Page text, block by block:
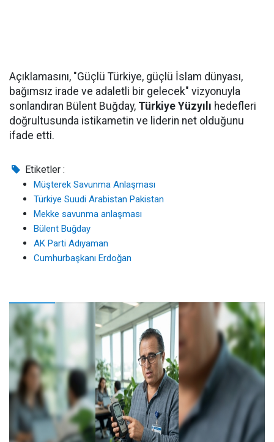
Açıklamasını, "Güçlü Türkiye, güçlü İslam dünyası,
bağımsız irade ve adaletli bir gelecek" vizyonuyla
sonlandıran Bülent Buğday, Türkiye Yüzyılı hedefleri
doğrultusunda istikametin ve liderin net olduğunu
ifade etti.
Etiketler :
Müşterek Savunma Anlaşması
Türkiye Suudi Arabistan Pakistan
Mekke savunma anlaşması
Bülent Buğday
AK Parti Adıyaman
Cumhurbaşkanı Erdoğan